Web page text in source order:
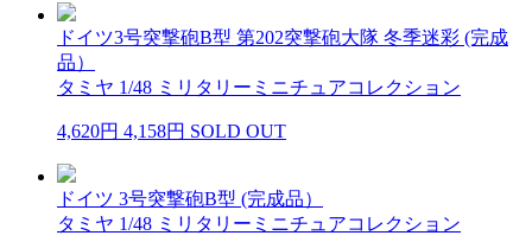
ドイツ3号突撃砲B型 第202突撃砲大隊 冬季迷彩 (完成
品）
タミヤ 1/48 ミリタリーミニチュアコレクション
4,620円 4,158円 SOLD OUT
ドイツ 3号突撃砲B型 (完成品）
タミヤ 1/48 ミリタリーミニチュアコレクション